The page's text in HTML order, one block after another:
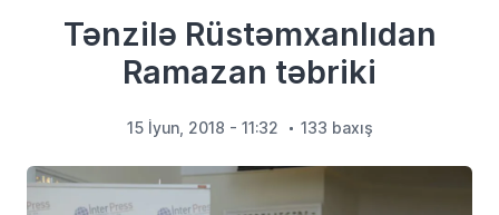
Tənzilə Rüstəmxanlıdan
Ramazan təbriki
15 İyun, 2018 - 11:32 133 baxış